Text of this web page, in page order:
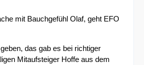
mit Bauchgefühl Olaf, geht EFO
das gab es bei richtiger
Mitaufsteiger Hoffe aus dem